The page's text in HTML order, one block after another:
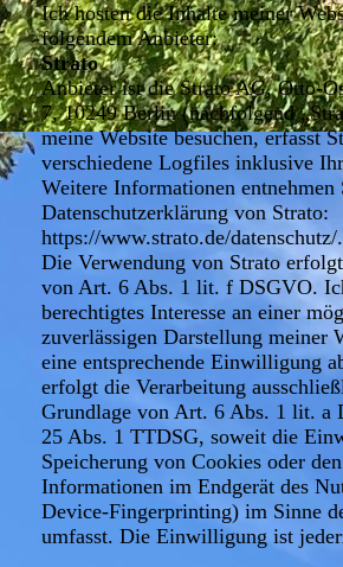
Ich hosten die Inhalte meiner
folgendem Anbieter:
Strato
Anbieter ist die Strato AG, Otto-
7, 10249 Berlin (nachfolgend
meine Website besuchen, erfasst
verschiedene Logfiles inklusive
Weitere Informationen entnehmen
Datenschutzerklärung von Strato:
https://www.strato.de/datenschutz/.
Die Verwendung von Strato
von Art. 6 Abs. 1 lit. f DSGVO.
berechtigtes Interesse an einer
zuverlässigen Darstellung meiner
eine entsprechende Einwilligung
erfolgt die Verarbeitung
Grundlage von Art. 6 Abs. 1 lit. a
25 Abs. 1 TTDSG, soweit die
Speicherung von Cookies oder
Informationen im Endgerät des
Device-Fingerprinting) im Sinne
umfasst. Die Einwilligung ist